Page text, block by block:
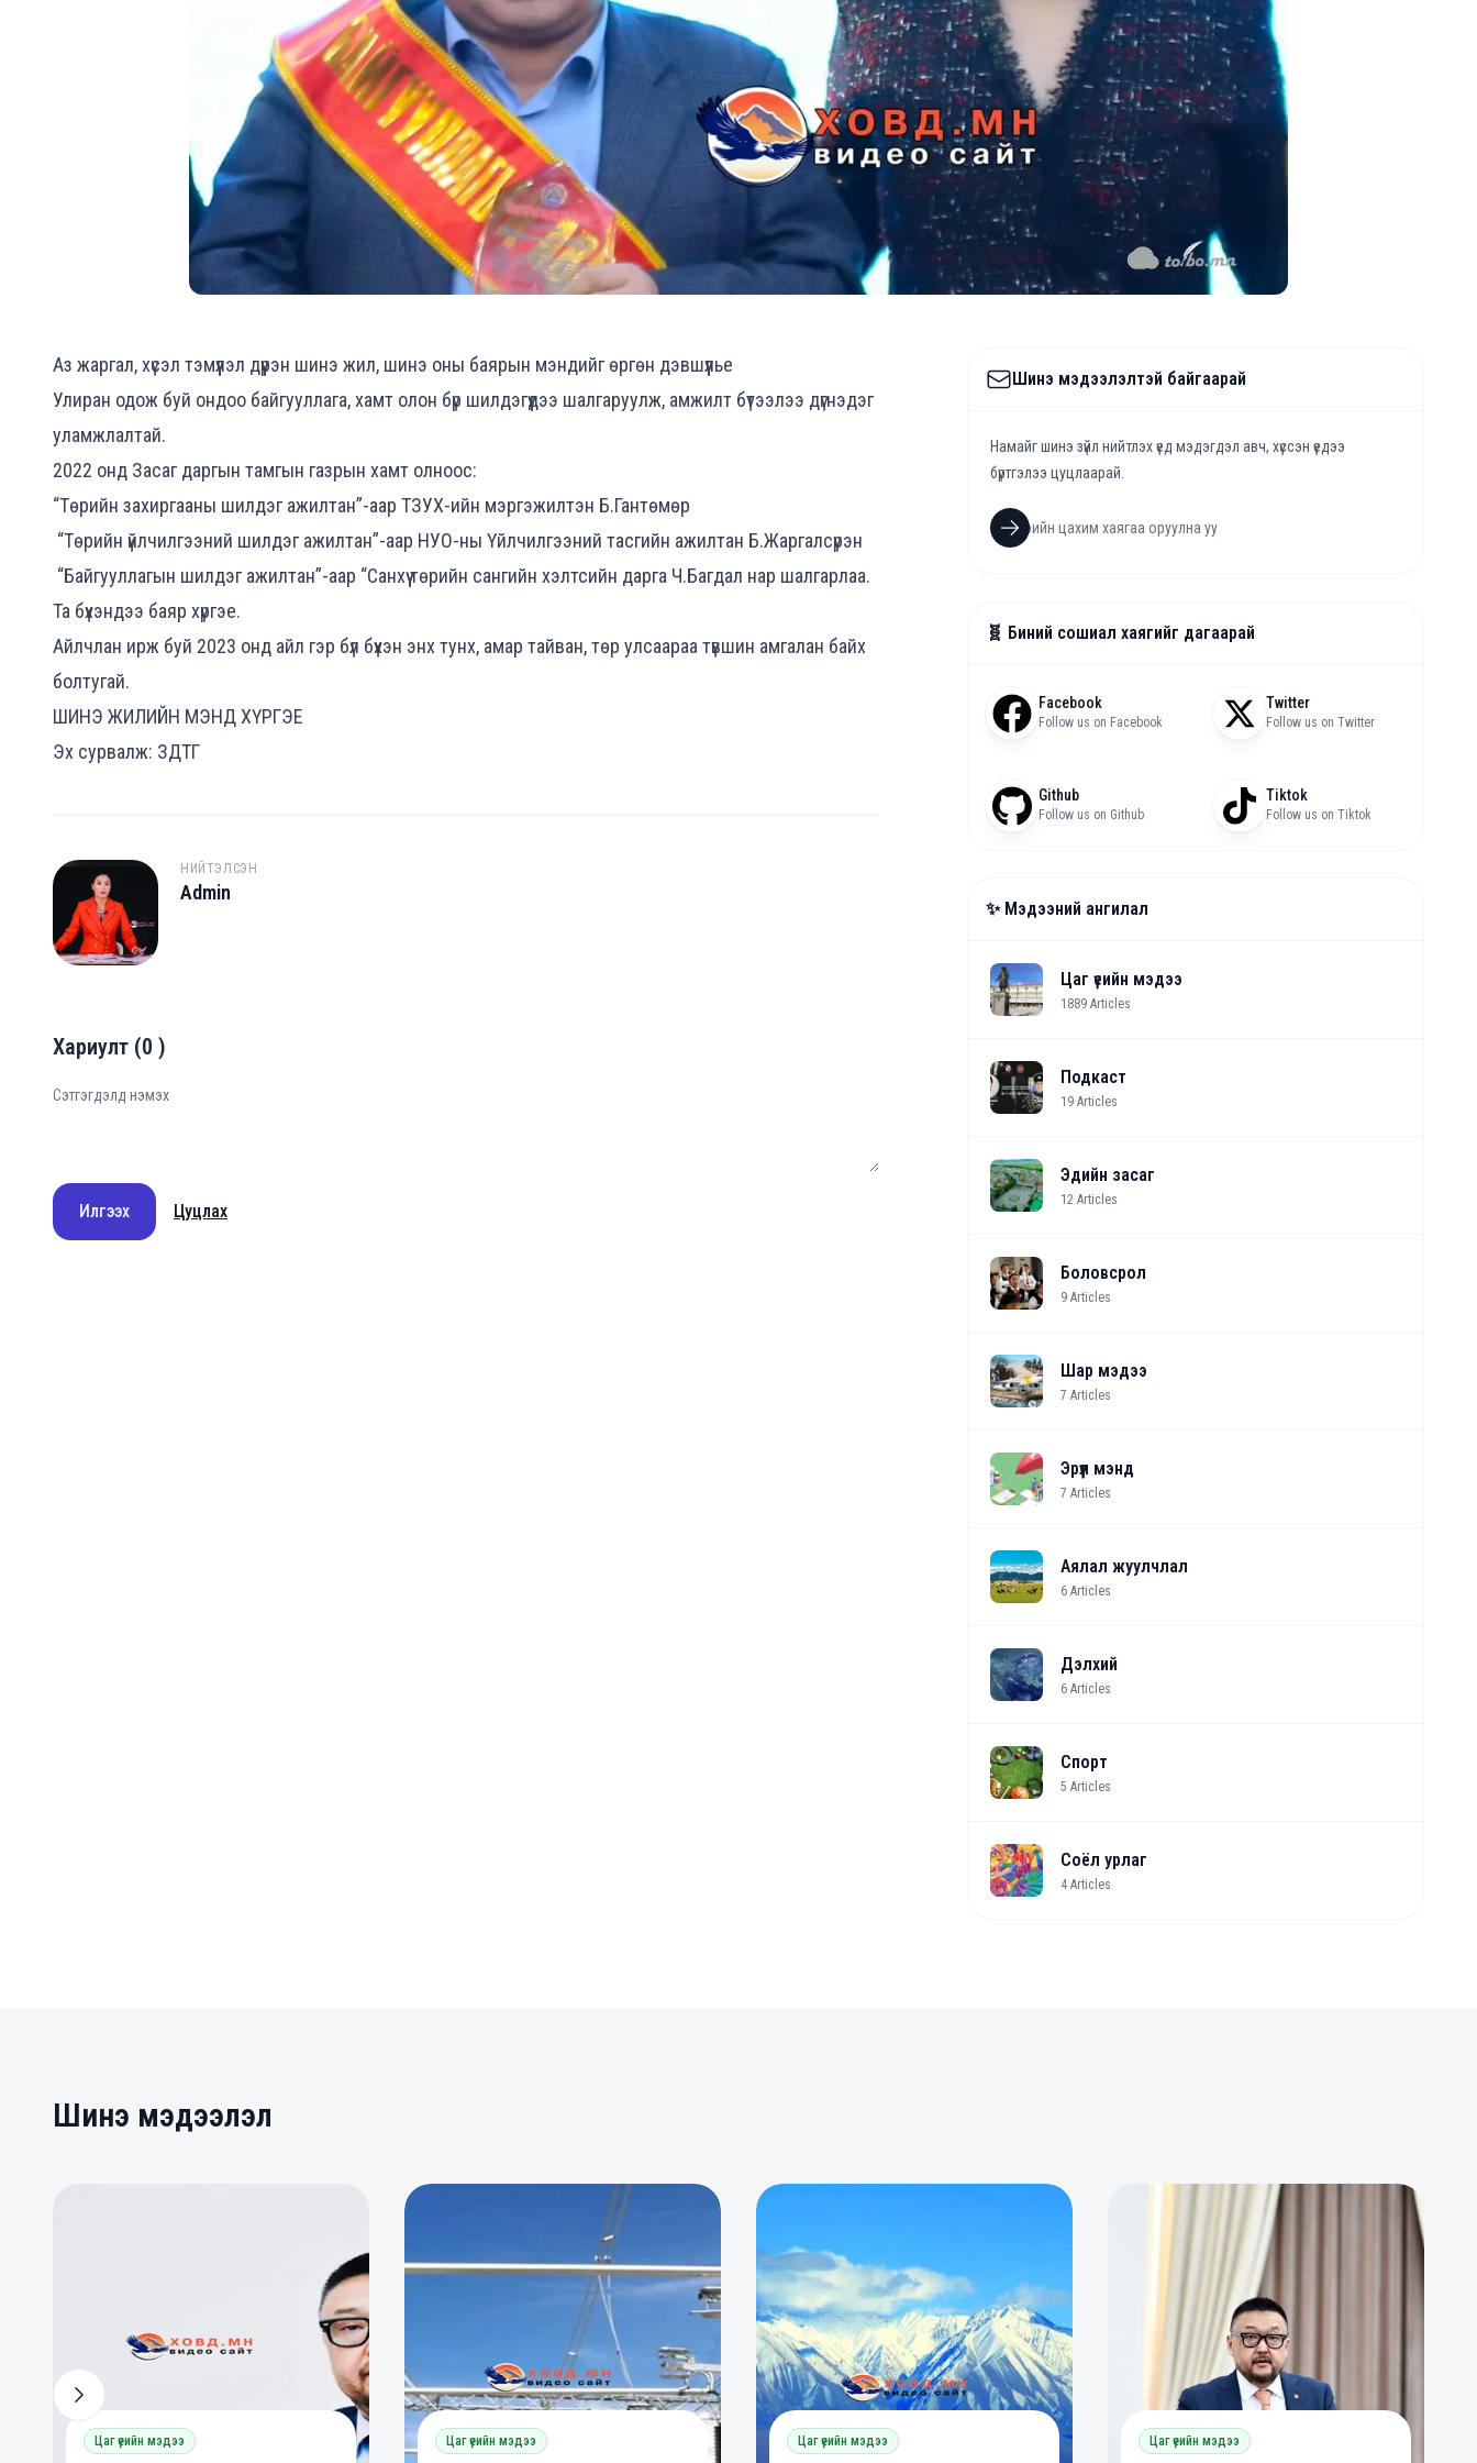
Аз жаргал, хүсэл тэмүүлэл дүүрэн шинэ жил, шинэ оны баярын мэндийг өргөн дэвшүүлье
Улиран одож буй ондоо байгууллага, хамт олон бүр шилдэгүүдээ шалгаруулж, амжилт бүтээлээ дүгнэдэг
уламжлалтай.
2022 онд Засаг даргын тамгын газрын хамт олноос:
“Төрийн захиргааны шилдэг ажилтан”-аар ТЗУХ-ийн мэргэжилтэн Б.Гантөмөр
“Төрийн үйлчилгээний шилдэг ажилтан”-аар НУО-ны Үйлчилгээний тасгийн ажилтан Б.Жаргалсүрэн
“Байгууллагын шилдэг ажилтан”-аар “Санхүү төрийн сангийн хэлтсийн дарга Ч.Багдал нар шалгарлаа.
Та бүхэндээ баяр хүргэе.
Айлчлан ирж буй 2023 онд айл гэр бүл бүхэн энх тунх, амар тайван, төр улсаараа түвшин амгалан байх
болтугай.
ШИНЭ ЖИЛИЙН МЭНД ХҮРГЭЕ
Эх сурвалж: ЗДТГ
A
НИЙТЭЛСЭН
Admin
Хариулт (0 )
Илгээх Цуцлах
Шинэ мэдээлэлтэй байгаарай
Намайг шинэ зүйл нийтлэх үед мэдэгдэл авч, хүссэн үедээ
бүртгэлээ цуцлаарай.
🧬 Биний сошиал хаягийг дагаарай
Facebook
Follow us on Facebook
Twitter
Follow us on Twitter
Github
Follow us on Github
Tiktok
Follow us on Tiktok
✨ Мэдээний ангилал
Цаг үеийн мэдээ
1889 Articles
Подкаст
19 Articles
Эдийн засаг
12 Articles
Боловсрол
9 Articles
Шар мэдээ
7 Articles
Эрүүл мэнд
7 Articles
Аялал жуулчлал
6 Articles
Дэлхий
6 Articles
Спорт
5 Articles
Соёл урлаг
4 Articles
Шинэ мэдээлэл
Цаг үеийн мэдээ Цаг үеийн мэдээ Цаг үеийн мэдээ Цаг үеийн мэдээ